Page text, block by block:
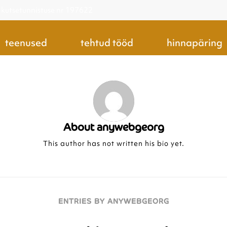
teenused tehtud tööd hinnapäring
Aboutanywebgeorg
This author has not written his bio yet.
ENTRIES BY ANYWEBGEORG